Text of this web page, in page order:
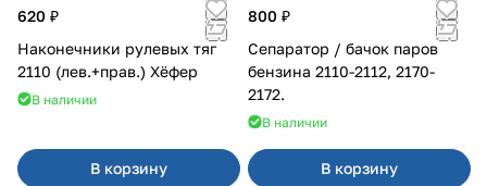
620 ₽
Наконечники рулевых тяг
2110 (лев.+прав.) Хёфер
В наличии
В корзину
800 ₽
Сепаратор / бачок паров
бензина 2110-2112, 2170-
2172.
В наличии
В корзину